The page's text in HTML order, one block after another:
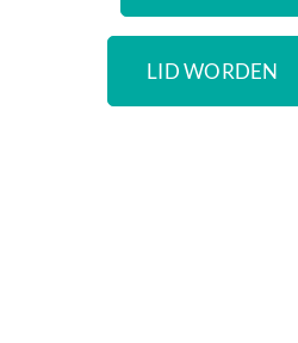
LID WORDEN